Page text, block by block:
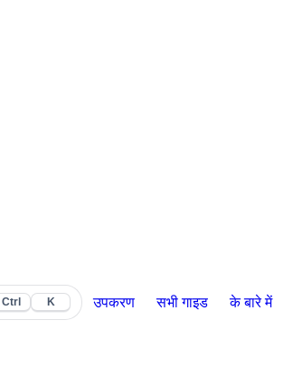
Ctrl K उपकरण सभी गाइड के बारे में